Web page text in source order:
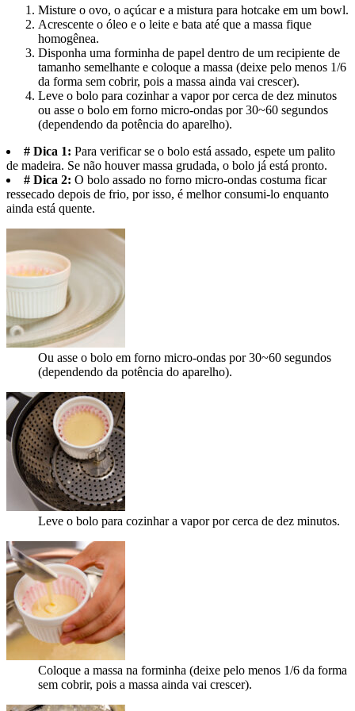
Misture o ovo, o açúcar e a mistura para hotcake em um bowl.
Acrescente o óleo e o leite e bata até que a massa fique
homogênea.
Disponha uma forminha de papel dentro de um recipiente de
tamanho semelhante e coloque a massa (deixe pelo menos 1/6
da forma sem cobrir, pois a massa ainda vai crescer).
Leve o bolo para cozinhar a vapor por cerca de dez minutos
ou asse o bolo em forno micro-ondas por 30~60 segundos
(dependendo da potência do aparelho).
# Dica 1: Para verificar se o bolo está assado, espete um palito
de madeira. Se não houver massa grudada, o bolo já está pronto.
# Dica 2: O bolo assado no forno micro-ondas costuma ficar
ressecado depois de frio, por isso, é melhor consumi-lo enquanto
ainda está quente.
Ou asse o bolo em forno micro-ondas por 30~60 segundos
(dependendo da potência do aparelho).
Leve o bolo para cozinhar a vapor por cerca de dez minutos.
Coloque a massa na forminha (deixe pelo menos 1/6 da forma
sem cobrir, pois a massa ainda vai crescer).